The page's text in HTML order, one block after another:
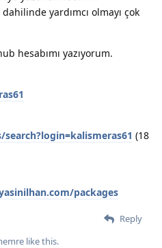
yardımcı olmayı çok
hesabımı yazıyorum.
(18
packages
Reply
like this.